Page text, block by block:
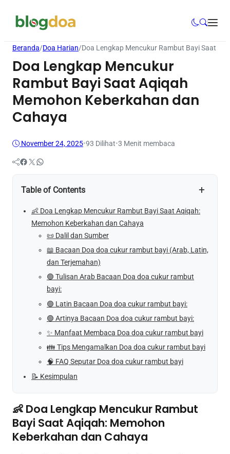
Beranda/Doa Harian/Doa Lengkap Mencukur Rambut Bayi Saat
Doa Lengkap Mencukur
Rambut Bayi Saat Aqiqah
Memohon Keberkahan dan
Cahaya
November 24, 2025•93 Dilihat•3 Menit membaca
Facebook Twitter WhatsApp
Table of Contents +
👶 Doa Lengkap Mencukur Rambut Bayi Saat Aqiqah:
Memohon Keberkahan dan Cahaya
📜 Dalil dan Sumber
📖 Bacaan Doa doa cukur rambut bayi (Arab, Latin,
dan Terjemahan)
🟢 Tulisan Arab Bacaan Doa doa cukur rambut
bayi:
🟢 Latin Bacaan Doa doa cukur rambut bayi:
🟢 Artinya Bacaan Doa doa cukur rambut bayi:
✨ Manfaat Membaca Doa doa cukur rambut bayi
👪 Tips Mengamalkan Doa doa cukur rambut bayi
🧠 FAQ Seputar Doa doa cukur rambut bayi
📝 Kesimpulan
👶 Doa Lengkap Mencukur Rambut
Bayi Saat Aqiqah: Memohon
Keberkahan dan Cahaya